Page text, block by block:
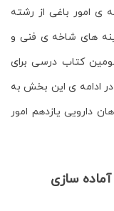
ی امور باغی از رشته
های شاخه ی فنی و
کتاب درسی برای
ادامه ی این بخش به
دارویی یازدهم امور
سازی